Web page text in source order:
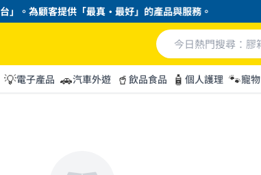
為顧客提供「最真・最好」的產品與服務。
💡電子產品 🚗汽車外遊 🥤 飲品食品 🧴 個人護理 🐾寵物